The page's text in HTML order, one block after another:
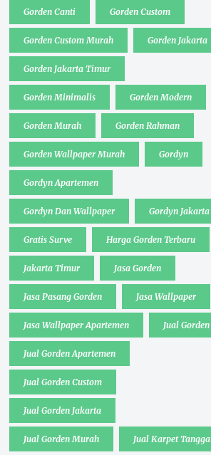
Gorden Canti Gorden Custom
Gorden Custom Murah Gorden Jakarta
Gorden Jakarta Timur
Gorden Minimalis Gorden Modern
Gorden Murah Gorden Rahman
Gorden Wallpaper Murah Gordyn
Gordyn Apartemen
Gordyn Dan Wallpaper Gordyn Jakarta
Gratis Surve Harga Gorden Terbaru
Jakarta Timur Jasa Gorden
Jasa Pasang Gorden Jasa Wallpaper
Jasa Wallpaper Apartemen Jual Gorden
Jual Gorden Apartemen
Jual Gorden Custom
Jual Gorden Jakarta
Jual Gorden Murah Jual Karpet Tangga